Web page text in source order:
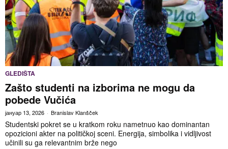
GLEDIŠTA
Zašto studenti na izborima ne mogu da
pobede Vučića
јануар 13, 2026 Branislav Klanšček
Studentski pokret se u kratkom roku nametnuo kao dominantan
opozicioni akter na političkoj sceni. Energija, simbolika i vidljivost
učinili su ga relevantnim brže nego